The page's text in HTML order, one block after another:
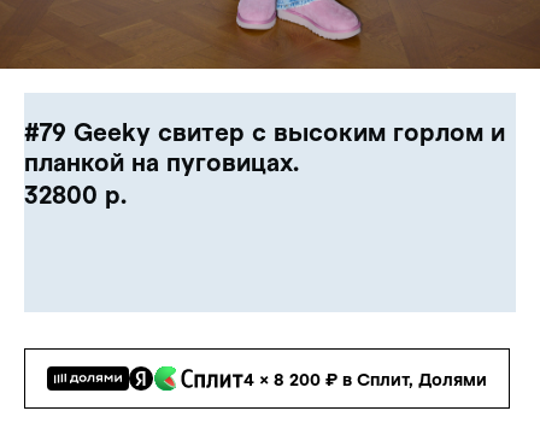
#79 Geeky свитер с высоким горлом и
планкой на пуговицах.
32800 р.
4 × 8 200 ₽ в Сплит, Долями